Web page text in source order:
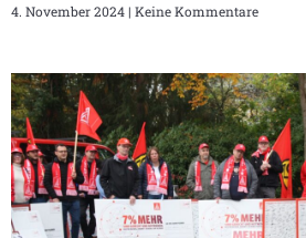
4. November 2024 Keine Kommentare